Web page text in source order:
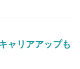
ャリアアップも